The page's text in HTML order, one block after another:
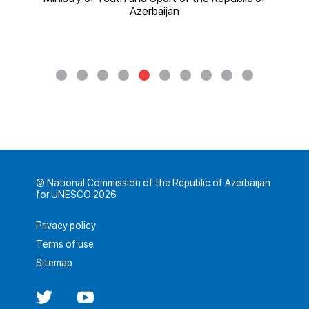
Azerbaijan
© National Commission of the Republic of Azerbaijan
for UNESCO 2026
Privacy policy
Terms of use
Sitemap